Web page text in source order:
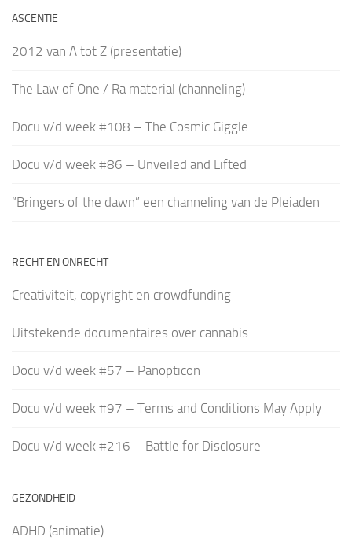
ASCENTIE
2012 van A tot Z (presentatie)
The Law of One / Ra material (channeling)
Docu v/d week #108 – The Cosmic Giggle
Docu v/d week #86 – Unveiled and Lifted
“Bringers of the dawn” een channeling van de Pleiaden
RECHT EN ONRECHT
Creativiteit, copyright en crowdfunding
Uitstekende documentaires over cannabis
Docu v/d week #57 – Panopticon
Docu v/d week #97 – Terms and Conditions May Apply
Docu v/d week #216 – Battle for Disclosure
GEZONDHEID
ADHD (animatie)